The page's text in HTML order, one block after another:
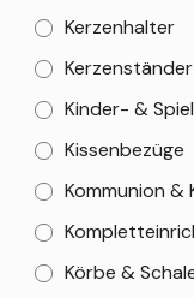
Kerzenhalter
Kerzenständer
Kinder- &
Kissenbezüge
Kommunion &
Körbe &